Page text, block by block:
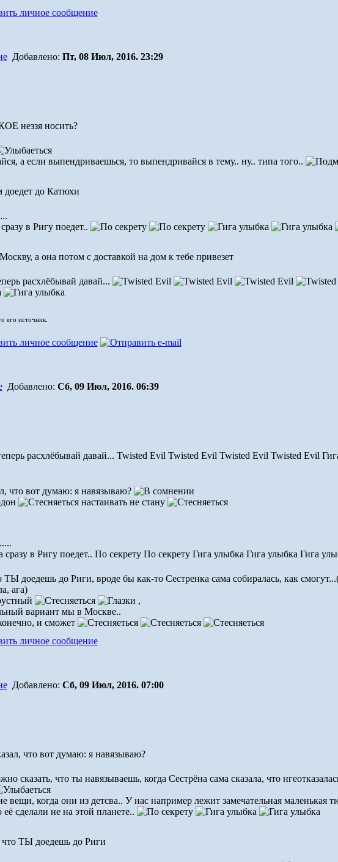
Добавлено: Пт, 08 Июл, 2016. 23:29
неззя носить?
а если выпендриваешься, то выпендривайся в тему.. ну.. типа того..
доедет до Катюхи
в Ригу поедет..
а она потом с доставкой на дом к тебе привезет
расхлёбывай давай...
его источник.
Добавлено: Сб, 09 Июл, 2016. 06:39
расхлёбывай давай... Twisted Evil Twisted Evil Twisted Evil Twisted Evil
что вот думаю: я навязываю?
настаивать не стану
в Ригу поедет.. По секрету По секрету Гига улыбка Гига улыбка Гига
доедешь до Риги, вроде бы как-то Сестренка сама собиралась, как
ага)
,
вариант мы в Москве..
и сможет
Добавлено: Сб, 09 Июл, 2016. 07:00
что вот думаю: я навязываю?
сказать, что ты навязываешь, когда Сестрёна сама сказала, что
вещи, когда они из детсва.. У нас например лежит замечательная маленькая
сделали не на этой планете..
ТЫ доедешь до Риги